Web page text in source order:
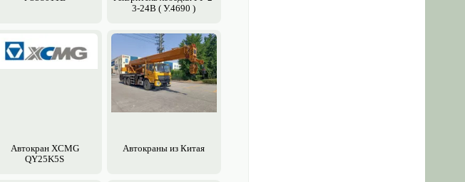
3-24В ( У.4690 )
Авто­кран XCMG
QY25K5S
Авто­краны из Китая